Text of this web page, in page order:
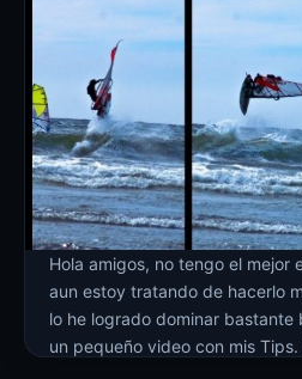
Hola amigos, no tengo el mejor
aun estoy tratando de hacerlo
lo he logrado dominar bastante
un pequeño video con mis